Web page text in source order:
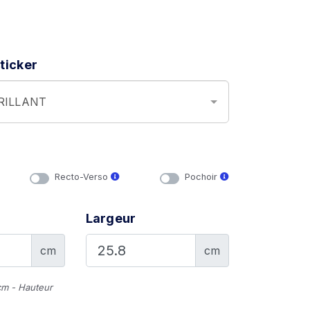
Recto-Verso Pochoir
cm
- Hauteur
Largeur
cm